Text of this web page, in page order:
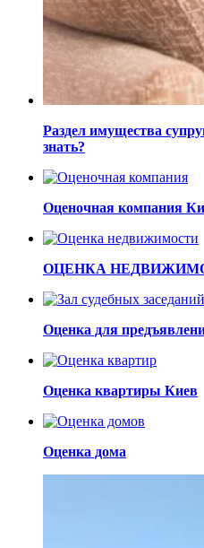
Раздел имущества
знать?
Оценочная компания
ОЦЕНКА
Оценка для
Оценка квартиры Киев
Оценка дома